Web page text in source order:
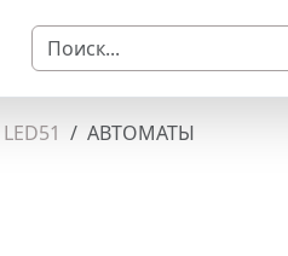
LED51 АВТОМАТЫ